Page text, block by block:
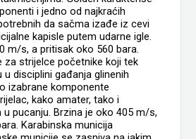
i jedno od najkraćih
da sačma izađe iz cevi
kapisle putem udarne igle.
m/s, a pritisak oko 560 bara.
za strijelce početnike koji tek
disciplini gađanja glinenih
izabrane komponente
kako amater, tako i
pucanju. Brzina je oko 405 m/s,
Karabinska municija